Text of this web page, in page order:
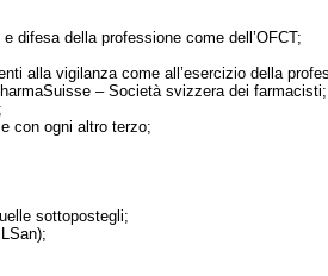
difesa della professione come dell’OFCT;
alla vigilanza come all’esercizio della
– Società svizzera dei farmacisti;
con ogni altro terzo;
sottopostegli;